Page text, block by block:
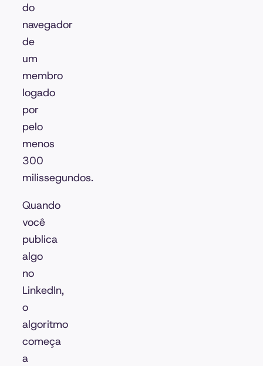
do
navegador
de
um
membro
logado
por
pelo
menos
300
milissegundos.
Quando
você
publica
algo
no
LinkedIn,
o
algoritmo
começa
a